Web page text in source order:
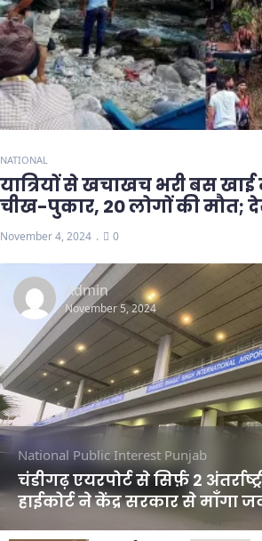
NATIONAL
यात्रियों से खचाखच भरी बस खाई
चीख-पुकार, 20 लोगों की मौत;
November 4, 2024 0
Admin
November 5, 2024
National Public Interest Punjab
चंडीगढ़ एयरपोर्ट से सिर्फ़ 2
हाईकोर्ट ने केंद्र सरकार से माँगा